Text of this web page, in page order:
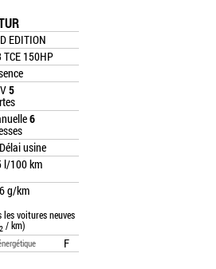
XNX]
EDITION
TCE 150HP
5
6
Délai usine
l/100 km
g/km
voitures neuves
2 / km)
F